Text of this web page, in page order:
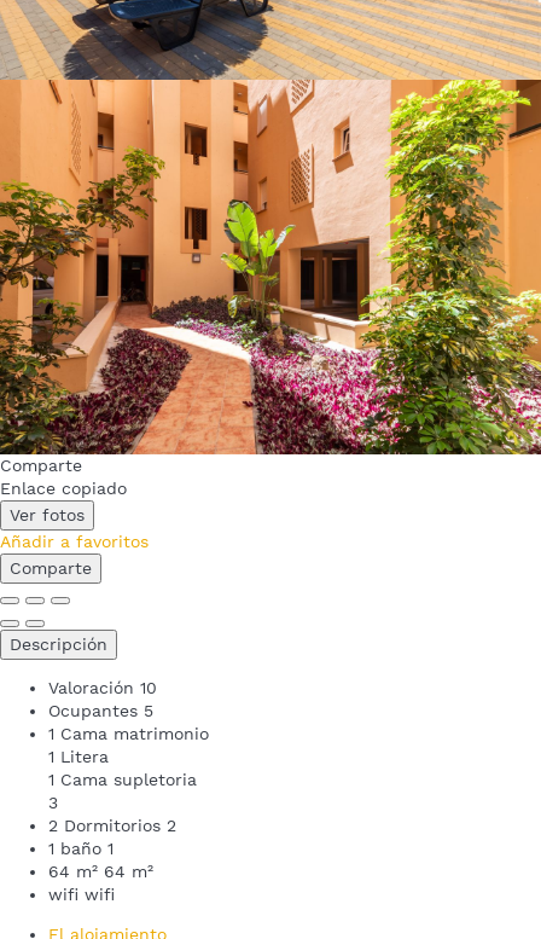
Comparte
Enlace copiado
Ver fotos
Añadir a favoritos
Comparte
Descripción
Valoración 10
Ocupantes 5
1 Cama matrimonio
1 Litera
1 Cama supletoria
3
2 Dormitorios 2
1 baño 1
64 m² 64 m²
wifi wifi
El alojamiento